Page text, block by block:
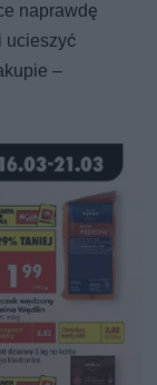
naprawdę
ucieszyć
–